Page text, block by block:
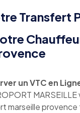
Transfert
un VTC en
marseille